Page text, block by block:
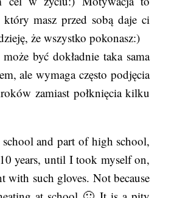
masz przed sobą daje ci
że wszystko pokonasz:)
być dokładnie taka sama
ale wymaga często podjęcia
zamiast połknięcia kilku
and part of high school,
years, until I took myself on,
with such gloves. Not because